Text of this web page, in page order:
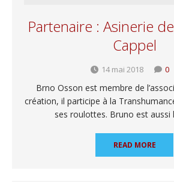
Partenaire : Asinerie
Cappel
14 mai 2018 0
Brno Osson est membre de
création, il participe à la
ses roulottes. Bruno est aussi
READ MORE